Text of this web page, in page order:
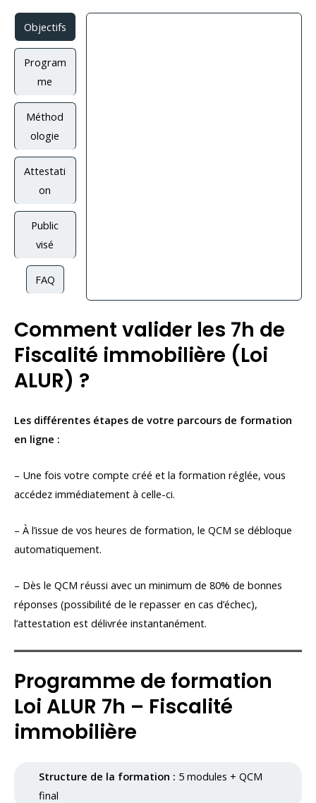
Objectifs
Program
me
Méthod
ologie
Attestati
on
Public
visé
FAQ
Comment valider les 7h de
Fiscalité immobilière (Loi
ALUR) ?
Les différentes étapes de votre parcours de formation
en ligne :
– Une fois votre compte créé et la formation réglée, vous
accédez immédiatement à celle-ci.
– À l’issue de vos heures de formation, le QCM se débloque
automatiquement.
– Dès le QCM réussi avec un minimum de 80% de bonnes
réponses (possibilité de le repasser en cas d’échec),
l’attestation est délivrée instantanément.
Programme de formation
Loi ALUR 7h – Fiscalité
immobilière
Structure de la formation : 5 modules + QCM
final